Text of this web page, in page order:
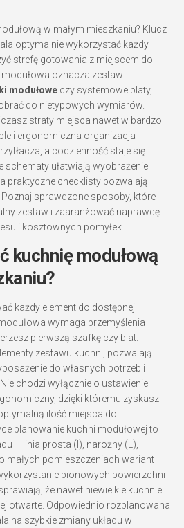
w małym mieszkaniu? Klucz
optymalnie wykorzystać każdy
strefę gotowania z miejscem do
oznacza zestaw
modułowe czy systemowe blaty,
do nietypowych wymiarów.
straty miejsca nawet w bardzo
i ergonomiczna organizacja
a codzienność staje się
schematy ułatwiają wyobrażenie
praktyczne checklisty pozwalają
sprawdzone sposoby, które
zestaw i zaaranżować naprawdę
i kosztownych pomyłek.
kuchnię modułową
każdy element do dostępnej
wymaga przemyślenia
pierwszą szafkę czy blat.
zestawu kuchni, pozwalają
do własnych potrzeb i
chodzi wyłącznie o ustawienie
dzięki któremu zyskasz
ilość miejsca do
planowanie kuchni modułowej to
– linia prosta (I), narożny (L),
małych pomieszczeniach wariant
pionowych powierzchni
że nawet niewielkie kuchnie
otwarte. Odpowiednio rozplanowana
na szybkie zmiany układu w